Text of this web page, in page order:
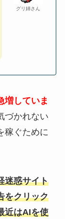
グリ姉さん
増していま
づかれない
稼ぐために
迷惑サイト
をクリック
近はAIを使